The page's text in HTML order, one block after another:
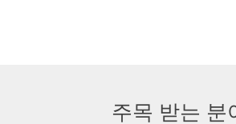
주목 받는 분